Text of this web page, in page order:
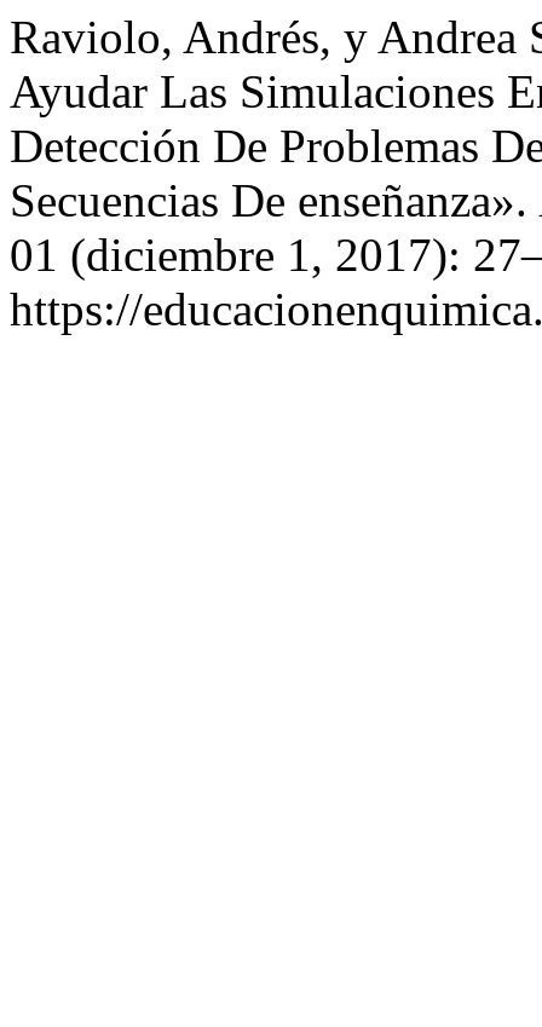
Raviolo, Andrés, y Andrea
Ayudar Las Simulaciones
Detección De Problemas
Secuencias De enseñanza».
01 (diciembre 1, 2017):
https://